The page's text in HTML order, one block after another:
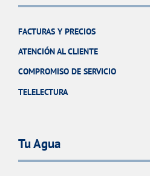
FACTURAS Y PRECIOS
ATENCIÓN AL CLIENTE
COMPROMISO DE SERVICIO
TELELECTURA
Tu Agua